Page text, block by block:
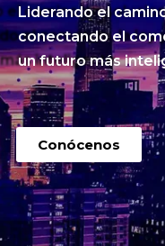
Liderando el
conectando el
un futuro más
Conócenos